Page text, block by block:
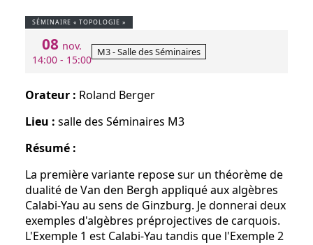
SÉMINAIRE « TOPOLOGIE »
08 nov.
14:00 - 15:00
M3 - Salle des Séminaires
Orateur : Roland Berger
Lieu : salle des Séminaires M3
Résumé :
La première variante repose sur un théorème de
dualité de Van den Bergh appliqué aux algèbres
Calabi-Yau au sens de Ginzburg. Je donnerai deux
exemples d'algèbres préprojectives de carquois.
L'Exemple 1 est Calabi-Yau tandis que l'Exemple 2